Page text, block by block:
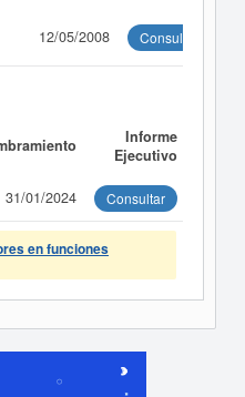
12/05/2008 Consultar
Informe
Ejecutivo
31/01/2024 Consultar
en funciones